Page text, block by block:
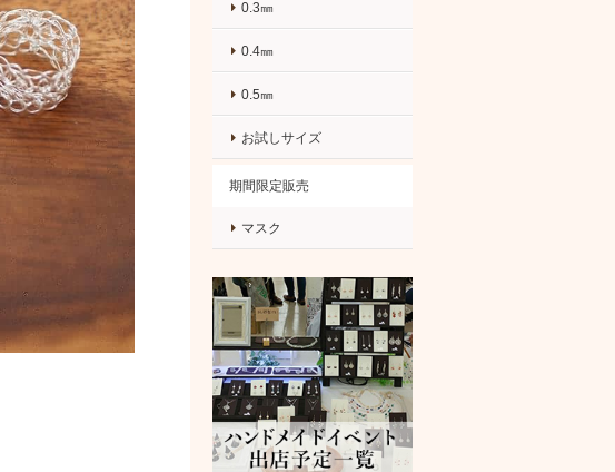
0.3㎜
0.4㎜
0.5㎜
お試しサイズ
期間限定販売
マスク